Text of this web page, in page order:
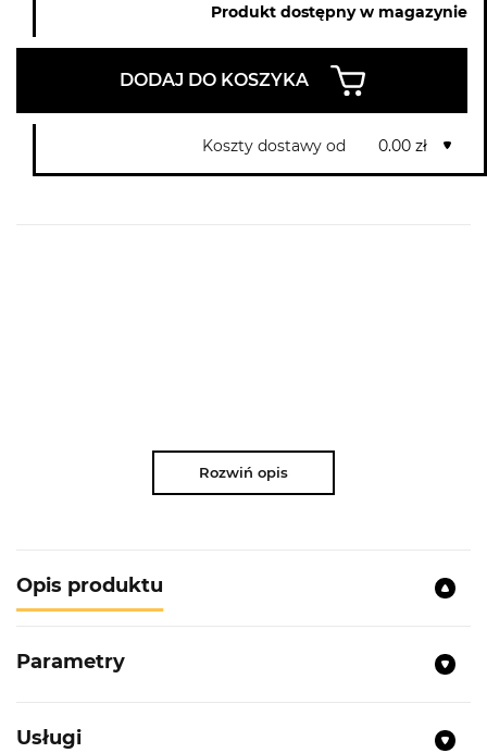
Produkt dostępny w magazynie
DODAJ DO KOSZYKA
Koszty dostawy od 0.00 zł
Rozwiń opis
Opis produktu
Parametry
Usługi